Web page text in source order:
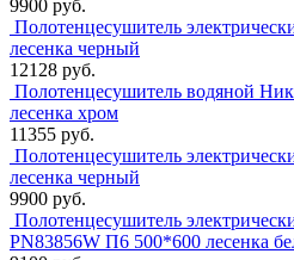
9900 руб.
Полотенцесушитель
лесенка черный
12128 руб.
Полотенцесушитель водяной
лесенка хром
11355 руб.
Полотенцесушитель
лесенка черный
9900 руб.
Полотенцесушитель
PN83856W П6 500*600 лесенка